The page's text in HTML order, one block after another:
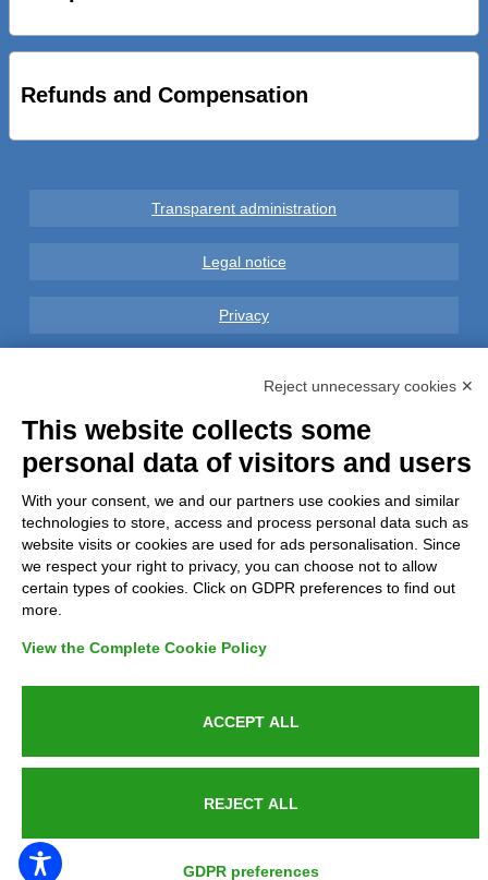
PUBLIC SERVICE ANNOUNCEMENT
AL VIA SERVIZIO DI BIKE SHARING A POTENZA CON
VAIMOO PER UTENTI FAL SCONTI SULL’UTILIZZO DELLE
Refunds and Compensation
Transparent administration
Legal notice
Privacy
Complaints
Refunds and Indemnities
Contacts
Azienda certificata UNI EN ISO 9001:2015
P.IVA 05538100727 - C.so Italia n.8 70123, BARI
Reject unnecessary cookies ✕
This website collects some
personal data of visitors and users
With your consent, we and our partners use cookies and similar
technologies to store, access and process personal data such as
website visits or cookies are used for ads personalisation. Since
we respect your right to privacy, you can choose not to allow
certain types of cookies. Click on GDPR preferences to find out
more.
View the Complete Cookie Policy
ACCEPT ALL
REJECT ALL
GDPR preferences